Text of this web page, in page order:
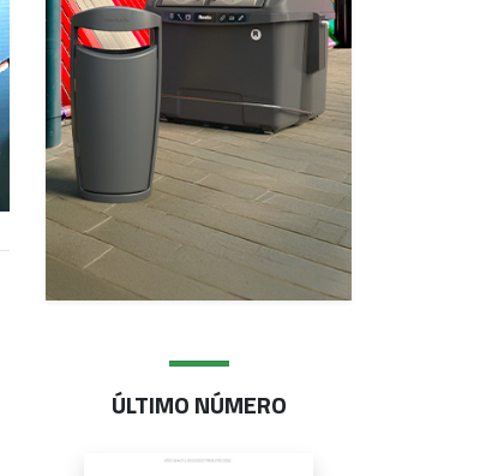
ÚLTIMO NÚMERO